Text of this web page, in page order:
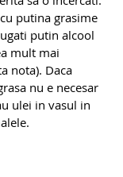
putina grasime
putin alcool
mult mai
nota). Daca
nu e necesar
ulei in vasul in